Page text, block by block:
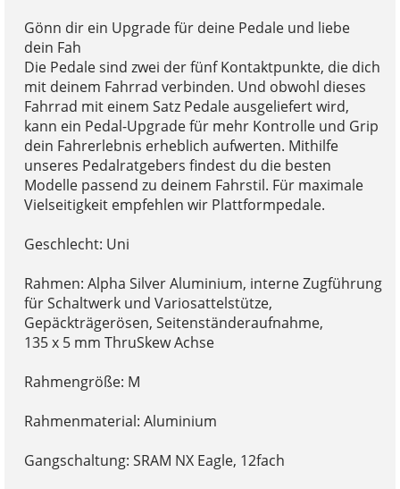
Gönn dir ein Upgrade für deine Pedale und liebe
dein Fah
Die Pedale sind zwei der fünf Kontaktpunkte, die dich
mit deinem Fahrrad verbinden. Und obwohl dieses
Fahrrad mit einem Satz Pedale ausgeliefert wird,
kann ein Pedal-Upgrade für mehr Kontrolle und Grip
dein Fahrerlebnis erheblich aufwerten. Mithilfe
unseres Pedalratgebers findest du die besten
Modelle passend zu deinem Fahrstil. Für maximale
Vielseitigkeit empfehlen wir Plattformpedale.
Geschlecht: Uni
Rahmen: Alpha Silver Aluminium, interne Zugführung
für Schaltwerk und Variosattelstütze,
Gepäckträgerösen, Seitenständeraufnahme,
135 x 5 mm ThruSkew Achse
Rahmengröße: M
Rahmenmaterial: Aluminium
Gangschaltung: SRAM NX Eagle, 12fach